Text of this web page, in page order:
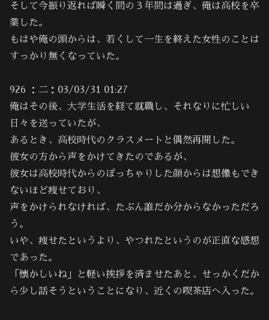
そして今振り返れば瞬く間の３年間は過ぎ、俺は高校を卒
業した。
もはや俺の頭からは、若くして一生を終えた女性のことは
すっかり無くなっていた。
926 ：二：03/03/31 01:27
俺はその後、大学生活を経て就職し、それなりに忙しい
日々を送っていたが、
あるとき、高校時代のクラスメートと偶然再開した。
彼女の方から声をかけてきたのであるが、
彼女は高校時代からのぽっちゃりした顔からは想像もでき
ないほど痩せており、
声をかけられなければ、たぶん誰だか分からなかっただろ
う。
いや、痩せたというより、やつれたというのが正直な感想
であった。
「懐かしいね」と軽い挨拶を済ませたあと、せっかくだか
ら少し話そうということになり、近くの喫茶店へ入った。